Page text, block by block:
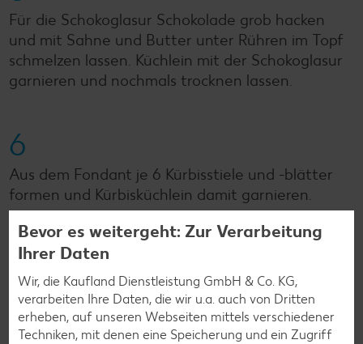
Für die Schokoglasur Schokolade grob hacken
und mit Sahne und Butter unter Rühren im Topf
schmelzen lassen. Küchlein mit der Schokoglasur
garnieren und nochmals trocknen lassen.
6
Aus dem Fondant je 6 Kürbisstiele und -blätter
formen und Kürbisküchlein damit garnieren.
Bevor es weitergeht: Zur Verarbeitung
Ihrer Daten
Wir, die Kaufland Dienstleistung GmbH & Co. KG,
verarbeiten Ihre Daten, die wir u.a. auch von Dritten
erheben, auf unseren Webseiten mittels verschiedener
Techniken, mit denen eine Speicherung und ein Zugriff